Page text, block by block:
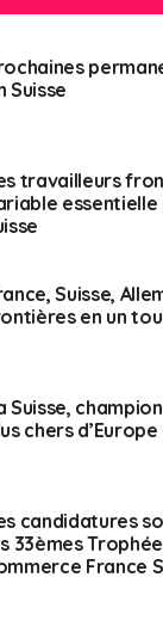
Suisse
travailleurs
essentielle
Suisse,
en un
Suisse,
chers d’Europe
candidatures
33èmes
France